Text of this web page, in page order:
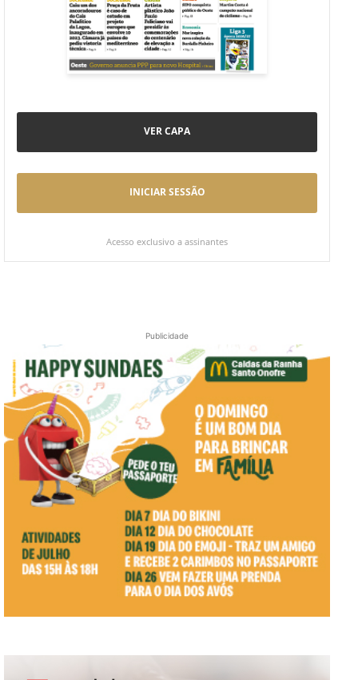
VER CAPA
INICIAR SESSÃO
Acesso exclusivo a assinantes
Publicidade